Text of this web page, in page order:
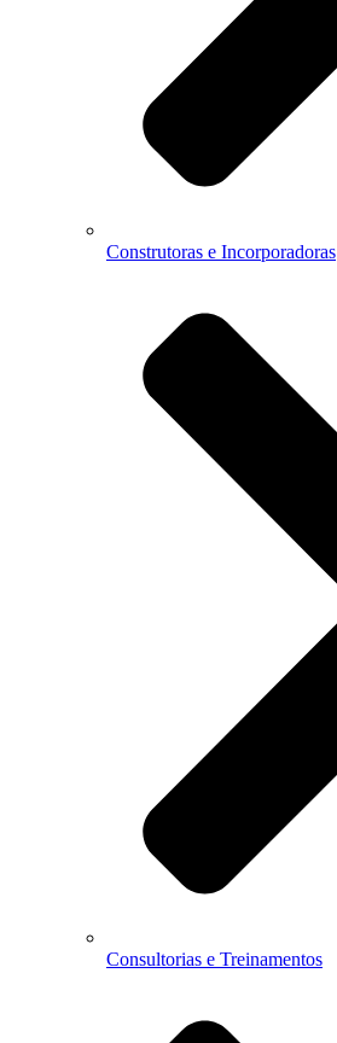
Construtoras e Incorporadoras
Consultorias e Treinamentos